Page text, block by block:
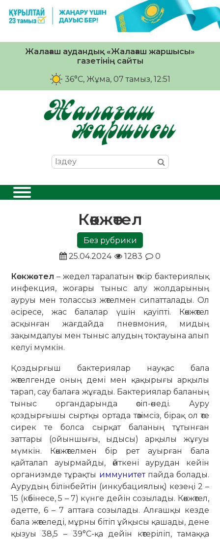
Жалағаш аудандық «Жалағаш жаршысы»
газетінің сайты
36°C, Жұма, 07 тамыз, 12:51
Көкжөтел
Без рубрики
25.04.2024
1283 0
Көкжөтел – жедел таралатын өткір бактериялық
инфекция, жоғары тыныс алу жолдарының
ауруы мен толассыз жөтелмен сипатталады. Ол
әсіресе, жас балалар үшін қауіпті. Көкжөтел
асқынған жағдайда пневмония, мидың
зақымдалуы мен тыныс алудың тоқтауына алып
келуі мүмкін.
Қоздырғыш бактериялар науқас бала
жөтелгенде оның демі мен қақырығы арқылы
тарап, сау балаға жұғады. Бактериялар баланың
тыныс органдарында өсіп-өнеді. Ауру
қоздырғышы сыртқы ортада төзімсіз, бірақ ол өте
сирек те болса сырқат баланың тұтынған
заттары (ойыншығы, ыдысы) арқылы жұғуы
мүмкін. Көкжөтелмен бір рет ауырған бала
қайталап ауырмайды, өйткені аурудан кейін
организмде тұрақты иммунитетпайда болады.
Аурудың білінбейтін (инкубациялық) кезеңі 2 –
15 (көбінесе, 5 – 7) күнге дейін созылады. Көкжөтел,
әдетте, 6 – 7 аптаға созылады. Алғашқы кезде
бала жөтеледі, мұрны бітіп ұйқысы қашады, дене
қызуы 38,5 – 39°С-қа дейін көтеріліп, тамаққа